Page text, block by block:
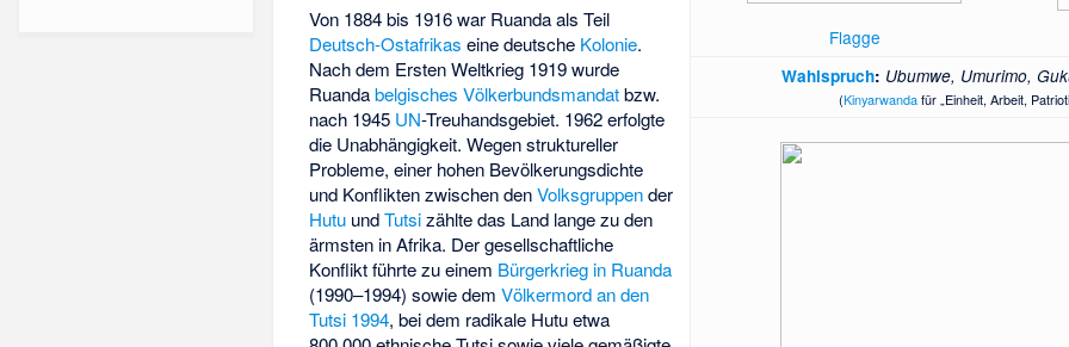
Flagge
Wahlspruch: Ubumwe, Umurimo,
(Kinyarwandafür „Einheit, Arbeit,
Von 1884 bis 1916 war Ruanda als Teil
Deutsch-Ostafrikas eine deutsche Kolonie.
Nach dem Ersten Weltkrieg 1919 wurde
Ruandabelgisches Völkerbundsmandatbzw.
nach 1945 UN-Treuhandsgebiet. 1962 erfolgte
die Unabhängigkeit. Wegen struktureller
Probleme, einer hohen Bevölkerungsdichte
und Konflikten zwischen denVolksgruppender
Hutu undTutsizählte das Land lange zu den
ärmsten in Afrika. Der gesellschaftliche
Konflikt führte zu einem Bürgerkrieg in Ruanda
(1990–1994) sowie demVölkermord an den
Tutsi 1994, bei dem radikale Hutu etwa